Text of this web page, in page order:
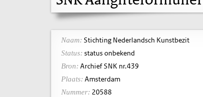
Naam: Stichting Nederlandsch Kunstbezit
Status: status onbekend
Bron: Archief SNK nr.439
Plaats: Amsterdam
Nummer: 20588